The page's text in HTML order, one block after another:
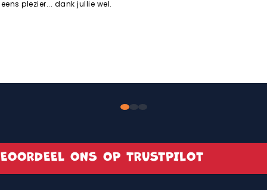
plezier... dank jullie wel.
ONS OP TRUSTPILOT